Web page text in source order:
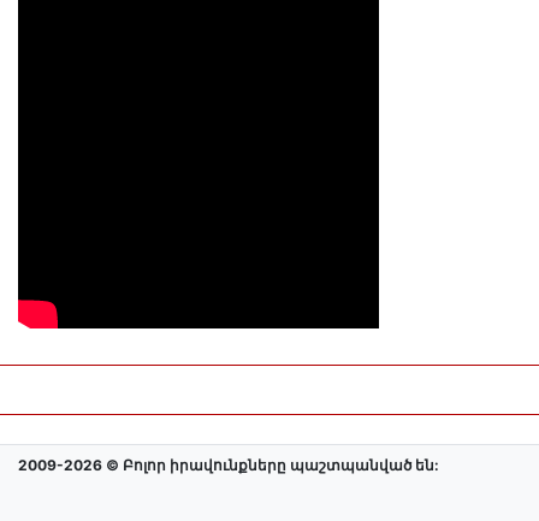
2009-2026 © Բոլոր իրավունքները պաշտպանված են: